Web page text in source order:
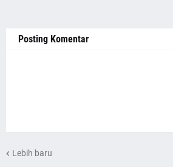
Posting Komentar
Lebih baru